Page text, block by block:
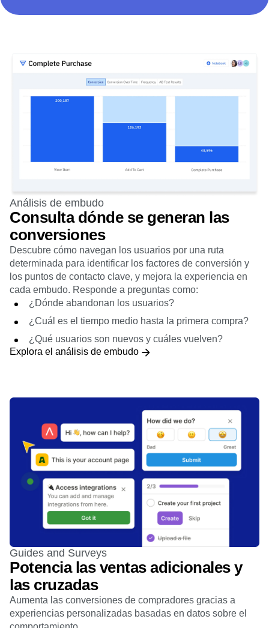
Análisis de embudo
Consulta dónde se generan las
conversiones
Descubre cómo navegan los usuarios por una ruta
determinada para identificar los factores de conversión y
los puntos de contacto clave, y mejora la experiencia en
cada embudo. Responde a preguntas como:
¿Dónde abandonan los usuarios?
¿Cuál es el tiempo medio hasta la primera compra?
¿Qué usuarios son nuevos y cuáles vuelven?
Explora el análisis de embudo
Guides and Surveys
Potencia las ventas adicionales y
las cruzadas
Aumenta las conversiones de compradores gracias a
experiencias personalizadas basadas en datos sobre el